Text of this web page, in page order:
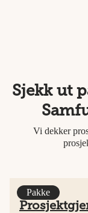
Sjekk ut
Vi dekker
Pakke